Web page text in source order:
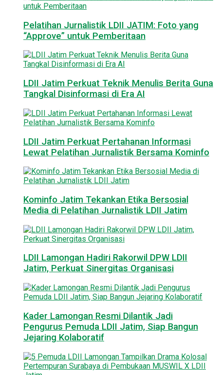
Pelatihan Jurnalistik LDII JATIM: Foto yang
“Approve” untuk Pemberitaan
LDII Jatim Perkuat Teknik Menulis Berita Guna
Tangkal Disinformasi di Era AI
LDII Jatim Perkuat Pertahanan Informasi
Lewat Pelatihan Jurnalistik Bersama Kominfo
Kominfo Jatim Tekankan Etika Bersosial
Media di Pelatihan Jurnalistik LDII Jatim
LDII Lamongan Hadiri Rakorwil DPW LDII
Jatim, Perkuat Sinergitas Organisasi
Kader Lamongan Resmi Dilantik Jadi
Pengurus Pemuda LDII Jatim, Siap Bangun
Jejaring Kolaboratif